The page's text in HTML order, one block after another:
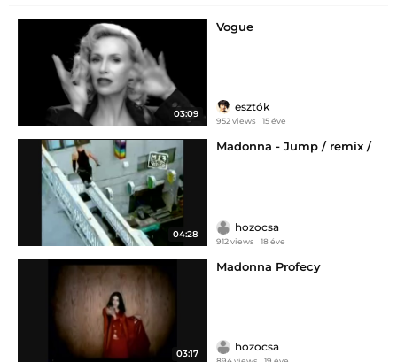
03:09
Vogue
esztók
952 views 15 éve
04:28
Madonna - Jump / remix /
hozocsa
912 views 18 éve
03:17
Madonna Profecy
hozocsa